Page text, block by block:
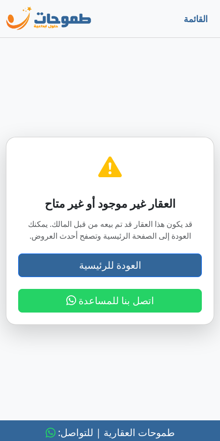
القائمة
العقار غير موجود أو غير متاح
قد يكون هذا العقار قد تم بيعه من قبل المالك. يمكنك
العودة إلى الصفحة الرئيسية وتصفح أحدث العروض.
العودة للرئيسية
اتصل بنا للمساعدة
طموحات العقارية | للتواصل: